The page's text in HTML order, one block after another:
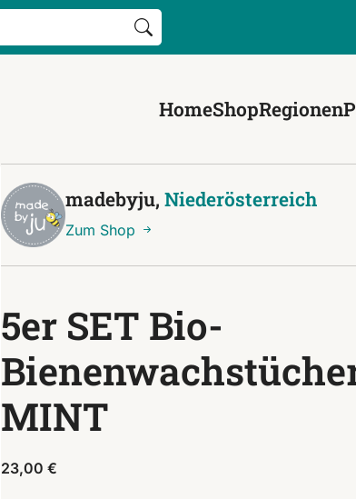
Search Button
HomeShopRegionen
madebyju,Niederösterreich
Zum Shop
5er SET Bio-
MINT
23,00 €